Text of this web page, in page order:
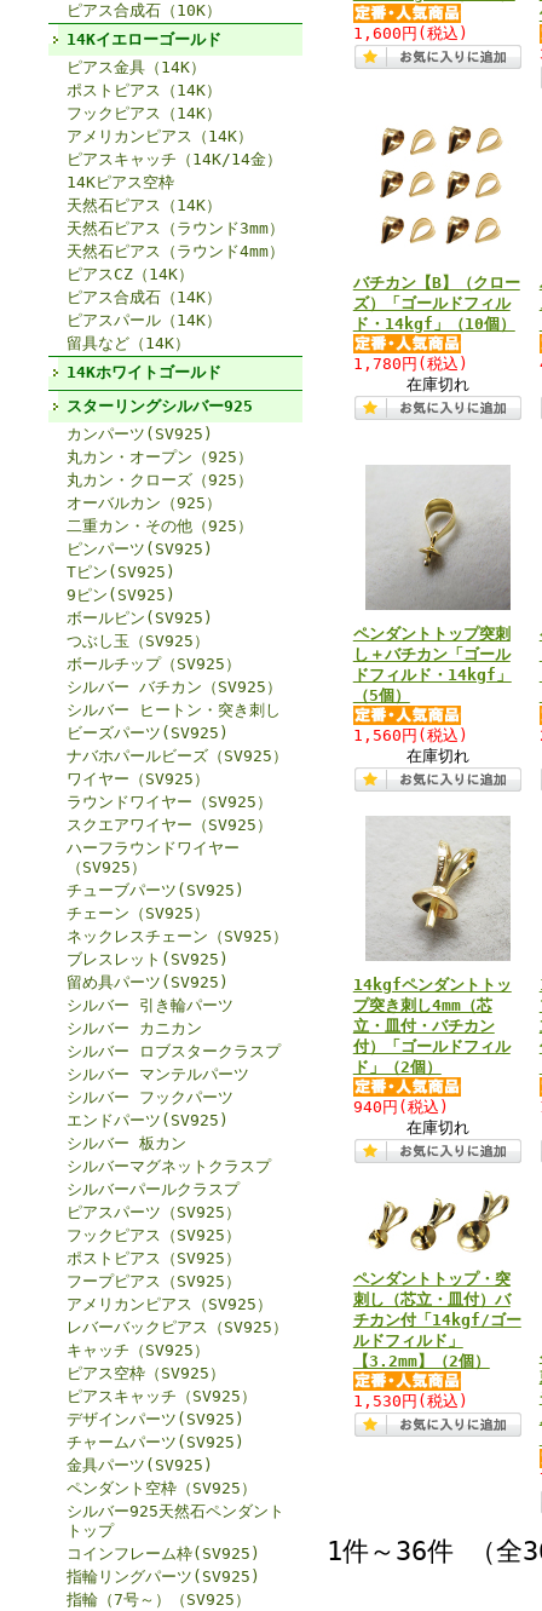
ピアス合成石（10K）
14Kイエローゴールド
ピアス金具（14K）
ポストピアス（14K）
フックピアス（14K）
アメリカンピアス（14K）
ピアスキャッチ（14K/14金）
14Kピアス空枠
天然石ピアス（14K）
天然石ピアス（ラウンド3mm）
天然石ピアス（ラウンド4mm）
ピアスCZ（14K）
ピアス合成石（14K）
ピアスパール（14K）
留具など（14K）
14Kホワイトゴールド
スターリングシルバー925
カンパーツ(SV925)
丸カン・オープン（925）
丸カン・クローズ（925）
オーバルカン（925）
二重カン・その他（925）
ピンパーツ(SV925)
Tピン(SV925)
9ピン(SV925)
ボールピン(SV925)
つぶし玉（SV925）
ボールチップ（SV925）
シルバー バチカン（SV925）
シルバー ヒートン・突き刺し
ビーズパーツ(SV925)
ナバホパールビーズ（SV925）
ワイヤー（SV925）
ラウンドワイヤー（SV925）
スクエアワイヤー（SV925）
ハーフラウンドワイヤー
（SV925）
チューブパーツ(SV925)
チェーン（SV925）
ネックレスチェーン（SV925）
ブレスレット(SV925)
留め具パーツ(SV925)
シルバー 引き輪パーツ
シルバー カニカン
シルバー ロブスタークラスプ
シルバー マンテルパーツ
シルバー フックパーツ
エンドパーツ(SV925)
シルバー 板カン
シルバーマグネットクラスプ
シルバーパールクラスプ
ピアスパーツ（SV925）
フックピアス（SV925）
ポストピアス（SV925）
フープピアス（SV925）
アメリカンピアス（SV925）
レバーバックピアス（SV925）
キャッチ（SV925）
ピアス空枠（SV925）
ピアスキャッチ（SV925）
デザインパーツ(SV925)
チャームパーツ(SV925)
金具パーツ(SV925)
ペンダント空枠（SV925）
シルバー925天然石ペンダント
トップ
コインフレーム枠(SV925)
指輪リングパーツ(SV925)
指輪（7号～）（SV925）
1,600円 (税込)
バチカン【B】（クロー
ズ）「ゴールドフィル
ド・14kgf」（10個）
1,780円 (税込)
在庫切れ
ペンダントトップ突刺
し＋バチカン「ゴール
ドフィルド・14kgf」
（5個）
1,560円 (税込)
在庫切れ
14kgfペンダントトッ
プ突き刺し4mm（芯
立・皿付・バチカン
付）「ゴールドフィル
ド」（2個）
940円 (税込)
在庫切れ
ペンダントトップ・突
刺し（芯立・皿付）バ
チカン付「14kgf/ゴー
ルドフィルド」
【3.2mm】（2個）
1,530円 (税込)
1件～36件 （全